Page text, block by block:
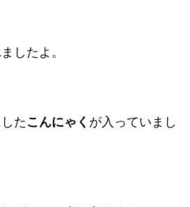
したよ。
たこんにゃく が入っていまし